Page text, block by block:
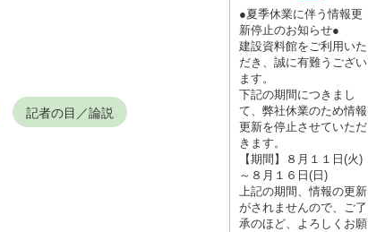
記者の目／論説
●夏季休業に伴う情報更
新停止のお知らせ●
建設資料館をご利用いた
だき、誠に有難うござい
ます。
下記の期間につきまし
て、弊社休業のため情報
更新を停止させていただ
きます。
【期間】８月１１日(火)
～８月１６日(日)
上記の期間、情報の更新
がされませんので、ご了
承のほど、よろしくお願